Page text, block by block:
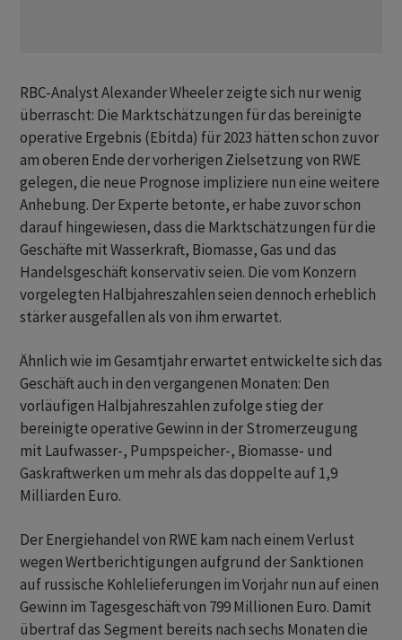
RBC-Analyst Alexander Wheeler zeigte sich nur wenig
überrascht: Die Marktschätzungen für das bereinigte
operative Ergebnis (Ebitda) für 2023 hätten schon zuvor
am oberen Ende der vorherigen Zielsetzung von RWE
gelegen, die neue Prognose impliziere nun eine weitere
Anhebung. Der Experte betonte, er habe zuvor schon
darauf hingewiesen, dass die Marktschätzungen für die
Geschäfte mit Wasserkraft, Biomasse, Gas und das
Handelsgeschäft konservativ seien. Die vom Konzern
vorgelegten Halbjahreszahlen seien dennoch erheblich
stärker ausgefallen als von ihm erwartet.
Ähnlich wie im Gesamtjahr erwartet entwickelte sich das
Geschäft auch in den vergangenen Monaten: Den
vorläufigen Halbjahreszahlen zufolge stieg der
bereinigte operative Gewinn in der Stromerzeugung
mit Laufwasser-, Pumpspeicher-, Biomasse- und
Gaskraftwerken um mehr als das doppelte auf 1,9
Milliarden Euro.
Der Energiehandel von RWE kam nach einem Verlust
wegen Wertberichtigungen aufgrund der Sanktionen
auf russische Kohlelieferungen im Vorjahr nun auf einen
Gewinn im Tagesgeschäft von 799 Millionen Euro. Damit
übertraf das Segment bereits nach sechs Monaten die